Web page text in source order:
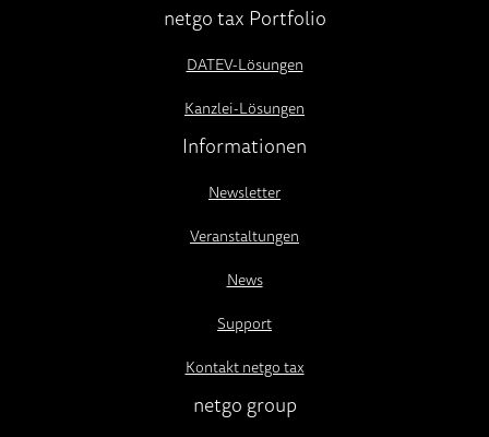
netgo tax Portfolio
DATEV-Lösungen
Kanzlei-Lösungen
Informationen
Newsletter
Veranstaltungen
News
Support
Kontakt netgo tax
netgo group